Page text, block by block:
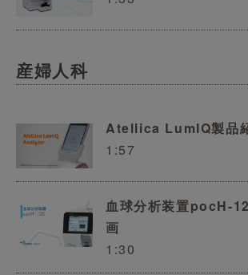
産婦人科
Atellica LumIQ製品
1:57
血球分析装置pocH-
画
1:30